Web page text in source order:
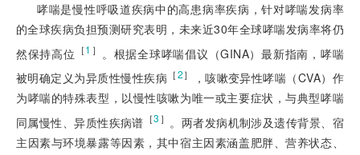
哮喘是慢性呼吸道疾病中的高患病率疾病，针对哮喘发病率
的全球疾病负担预测研究表明，未来近30年全球哮喘发病率将仍
然保持高位 ［1 ］
。根据全球哮喘倡议（GINA）最新指南，哮喘
被明确定义为异质性慢性疾病 ［2］
，咳嗽变异性哮喘（CVA）作
为哮喘的特殊表型，以慢性咳嗽为唯一或主要症状，与典型哮喘
同属慢性、异质性疾病谱 ［3 ］ 。两者发病机制涉及遗传背景、宿
主因素与环境暴露等因素，其中宿主因素涵盖肥胖、营养状态、